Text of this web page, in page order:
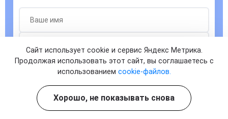
Согласен сполитикой о конфиденциальности
ЗАПИСАТЬСЯ
Сайт использует cookie и сервис Яндекс Метрика.
Продолжая использовать этот сайт, вы соглашаетесь с
использованием cookie-файлов.
Хорошо, не показывать снова